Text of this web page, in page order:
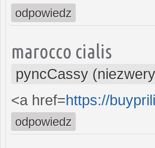
odpowiedz
marocco cialis
pyncCassy
<a href=https://
odpowiedz